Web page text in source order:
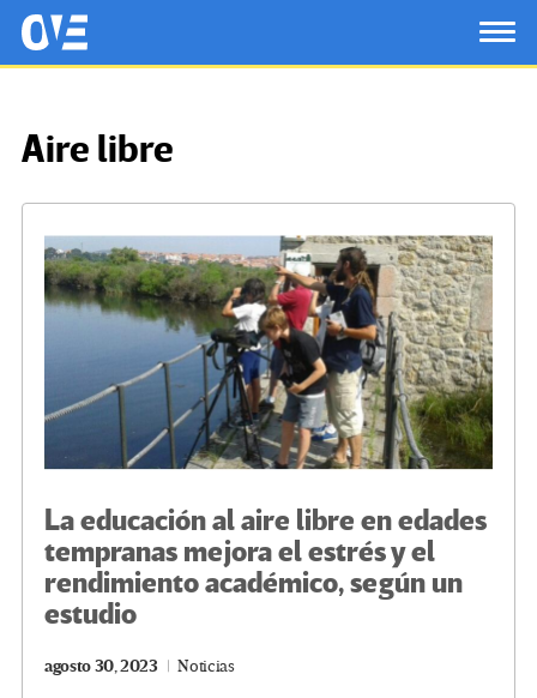
Saltar al contenido principal
OtrasVocesenEducacion.org
Aire libre
La educación al aire libre en edades
tempranas mejora el estrés y el
rendimiento académico, según un
estudio
agosto 30, 2023 Noticias